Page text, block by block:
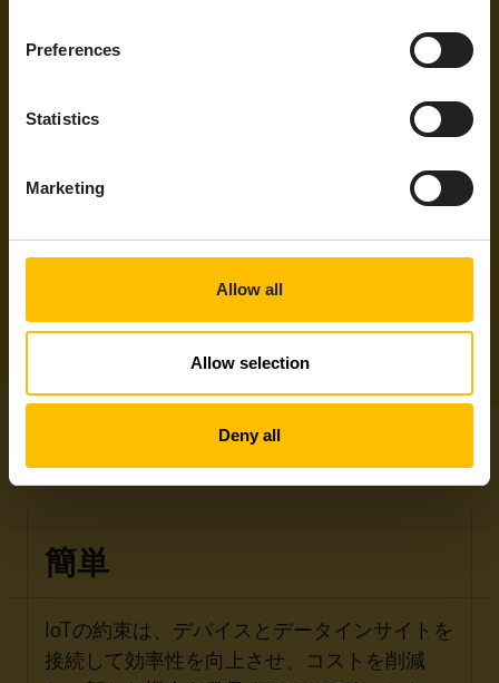
Preferences
Statistics
Marketing
Allow all
Allow selection
Deny all
ゼロタッチオンボーディング、オープンペイロード
対応、および組み込みのデータマッピングにより、
簡単
IoTの約束は、デバイスとデータインサイトを
接続して効率性を向上させ、コストを削減